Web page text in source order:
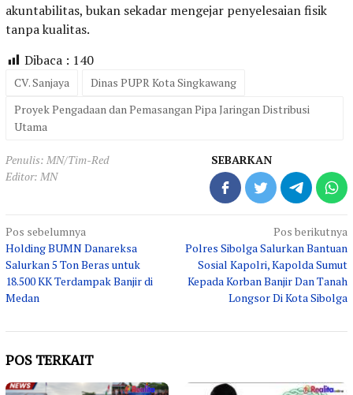
akuntabilitas, bukan sekadar mengejar penyelesaian fisik
tanpa kualitas.
Dibaca : 140
CV. Sanjaya
Dinas PUPR Kota Singkawang
Proyek Pengadaan dan Pemasangan Pipa Jaringan Distribusi
Utama
Penulis: MN/Tim-Red
Editor: MN
SEBARKAN
Navigasi
pos
Pos sebelumnya
Holding BUMN Danareksa
Salurkan 5 Ton Beras untuk
18.500 KK Terdampak Banjir di
Medan
Pos berikutnya
Polres Sibolga Salurkan Bantuan
Sosial Kapolri, Kapolda Sumut
Kepada Korban Banjir Dan Tanah
Longsor Di Kota Sibolga
POS TERKAIT